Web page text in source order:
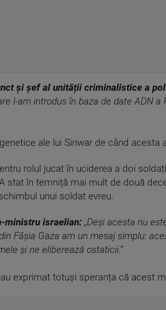
și șef al unității criminalistice a
l-am introdus în baza de date ADN
ale lui Sinwar de când
rolul jucat în uciderea a doi
stat în temniță mai mult de două
unui soldat evreu.
ministru israelian: „Deși acesta nu
Fâșia Gaza am un mesaj simplu:
și ne eliberează ostaticii.”
exprimat totuși speranța că acest